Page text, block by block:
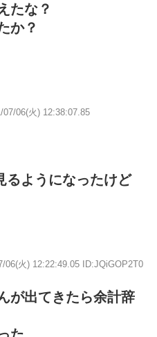
たな？
か？
07/06(火) 12:38:07.85
るようになったけど
06(火) 12:22:49.05 ID:JQiGOP2T0
が出てきたら余計辞